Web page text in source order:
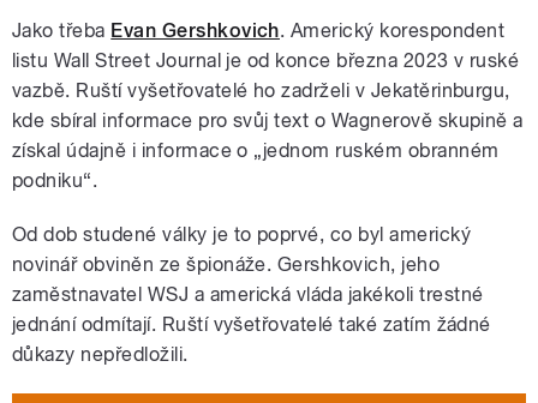
Jako třeba Evan Gershkovich. Americký korespondent
listu Wall Street Journal je od konce března 2023 v ruské
vazbě. Ruští vyšetřovatelé ho zadrželi v Jekatěrinburgu,
kde sbíral informace pro svůj text o Wagnerově skupině a
získal údajně i informace o „jednom ruském obranném
podniku“.
Od dob studené války je to poprvé, co byl americký
novinář obviněn ze špionáže. Gershkovich, jeho
zaměstnavatel WSJ a americká vláda jakékoli trestné
jednání odmítají. Ruští vyšetřovatelé také zatím žádné
důkazy nepředložili.